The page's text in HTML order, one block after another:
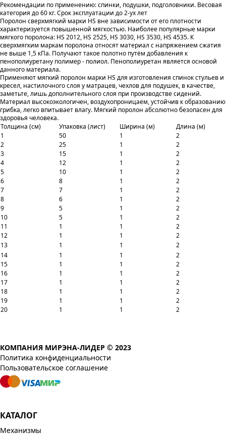
Рекомендации по применению: спинки, подушки, подголовники. Весовая
категория до 60 кг. Срок эксплуатации до 2-ух лет
Поролон сверхмягкий марки HS вне зависимости от его плотности
характеризуется повышенной мягкостью. Наиболее популярные марки
мягкого поролона: HS 2012, HS 2525, HS 3030, НS 3530, HS 4535. К
сверхмягким маркам поролона относят материал с напряжением сжатия
не выше 1,5 кПа. Получают такое полотно путём добавления к
пенополиуретану полимер - полиол. Пенополиуретан является основой
данного материала.
Применяют мягкий поролон марки HS для изготовления спинок стульев и
кресел, настилочного слоя у матрацев, чехлов для подушек, в качестве,
заметьте, лишь дополнительного слоя при производстве сидений.
Материал высокоэкологичен, воздухопроницаем, устойчив к образованию
грибка, легко впитывает влагу. Мягкий поролон абсолютно безопасен для
здоровья человека.
Толщина (см)
Упаковка (лист) Ширина (м)
Длина (м)
1
50 1
2
2
25 1
2
3
15 1
2
4
12 1
2
5
10 1
2
6
8 1
2
7
7 1
2
8
6 1
2
9
5 1
2
10
5 1
2
11
1 1
2
12
1 1
2
13
1 1
2
14
1 1
2
15
1 1
2
16
1 1
2
17
1 1
2
18
1 1
2
19
1 1
2
20
1 1 2
КОМПАНИЯ МИРЭНА-ЛИДЕР © 2023
Политика конфиденциальности
Пользовательское соглашение
КАТАЛОГ
Механизмы